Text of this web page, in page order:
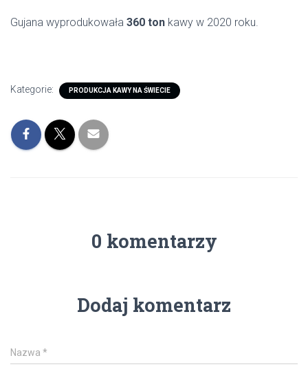
Gujana wyprodukowała 360 ton kawy w 2020 roku.
Kategorie: PRODUKCJA KAWY NA ŚWIECIE
0 komentarzy
Dodaj komentarz
Nazwa *